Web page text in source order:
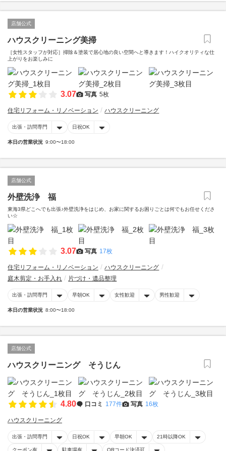
店舗公式
ハウスクリーニング美掃
［女性スタッフが対応］掃除＆塗装で居心地の良い空間へと導きます！ハイクオリティな仕
上がりをお楽しみに
3.07 写真 5枚
住宅リフォーム・リノベーション ハウスクリーニング
出張・訪問専門 日祝OK
本日の営業状況 9:00〜18:00
店舗公式
外壁洗浄 福
東海3県どこへでも出張♪外壁洗浄をはじめ、お家に関するお困りごとは何でもお任せくださ
い☆
3.07 写真 17枚
住宅リフォーム・リノベーション
ハウスクリーニング
庭木剪定・お手入れ
片づけ・遺品整理
出張・訪問専門 早朝OK 女性歓迎 男性歓迎
本日の営業状況 8:00〜18:00
店舗公式
ハウスクリーニング そうじん
4.80 口コミ 177件 写真 16枚
ハウスクリーニング
出張・訪問専門 日祝OK 早朝OK 21時以降OK
クーポン有 駐車場有 QRコード決済可